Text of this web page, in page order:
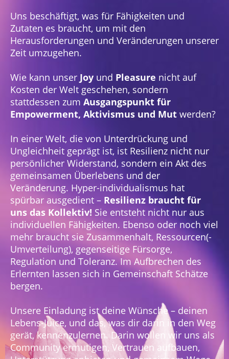
Uns beschäftigt, was für Fähigkeiten und
Zutaten es braucht, um mit den
Herausforderungen und Veränderungen unserer
Zeit umzugehen.
Wie kann unser Joy und Pleasure nicht auf
Kosten der Welt geschehen, sondern
stattdessen zum Ausgangspunkt für
Empowerment, Aktivismus und Mut werden?
In einer Welt, die von Unterdrückung und
Ungleichheit geprägt ist, ist Resilienz nicht nur
persönlicher Widerstand, sondern ein Akt des
gemeinsamen Überlebens und der
Veränderung. Hyper-individualismus hat
spürbar ausgedient – Resilienz braucht für
uns das Kollektiv! Sie entsteht nicht nur aus
individuellen Fähigkeiten. Ebenso oder noch viel
mehr braucht sie Zusammenhalt, Ressourcen(-
Umverteilung), gegenseitige Fürsorge,
Regulation und Toleranz. Im Aufbrechen des
Erlernten lassen sich in Gemeinschaft Schätze
bergen.
Unsere Einladung ist deine Wünsche – deinen
Lebens-Juice, und das, was dir darin in den Weg
gerät, kennenzulernen. Darin wollen wir uns als
Community ermutigen, Vertrauen aufbauen,